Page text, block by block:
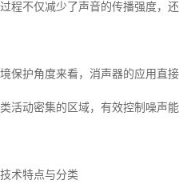
程不仅减少了声音的传播强度，
保护角度来看，消声器的应用直
活动密集的区域，有效控制噪声
术特点与分类